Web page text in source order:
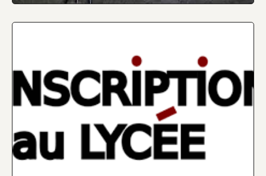
Inscription pour la rentrée 2026